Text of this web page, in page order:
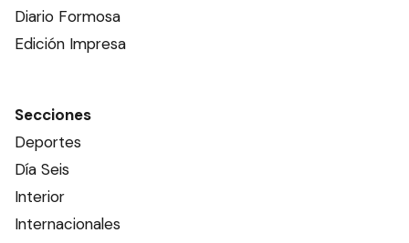
Diario Formosa
Edición Impresa
Secciones
Deportes
Día Seis
Interior
Internacionales